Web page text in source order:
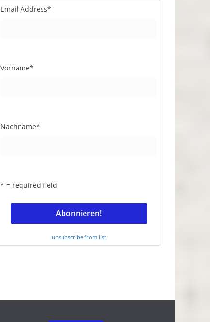
Email Address*
Vorname*
Nachname*
* = required field
unsubscribe from list